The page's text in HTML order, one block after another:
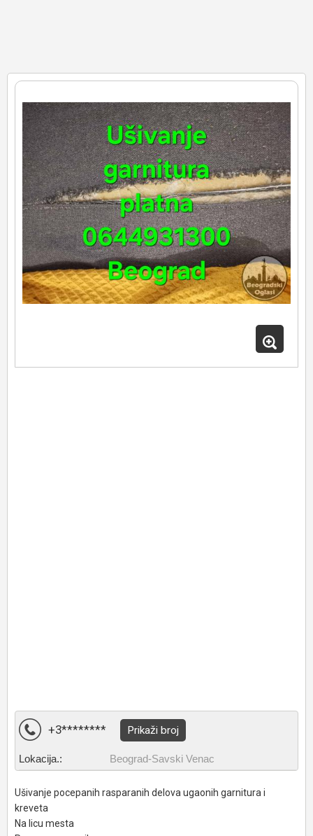
+3******** Prikaži broj
Lokacija.: Beograd-Savski Venac
Ušivanje pocepanih rasparanih delova ugaonih garnitura i
kreveta
Na licu mesta